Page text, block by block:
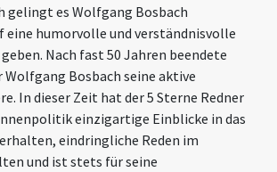
gelingt es Wolfgang Bosbach
eine humorvolle und verständnisvolle
Nach fast 50 Jahren beendete
Bosbach seine aktive
In dieser Zeit hat der 5 Sterne Redner
einzigartige Einblicke in das
eindringliche Reden im
und ist stets für seine